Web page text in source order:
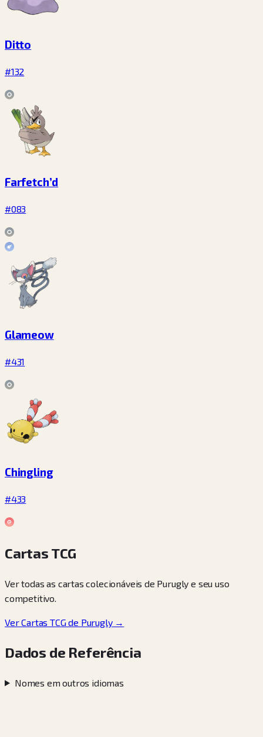
Ditto
#132
Farfetch’d
#083
Glameow
#431
Chingling
#433
Cartas TCG
Ver todas as cartas colecionáveis de Purugly e seu uso
competitivo.
Ver Cartas TCG de Purugly →
Dados de Referência
Nomes em outros idiomas